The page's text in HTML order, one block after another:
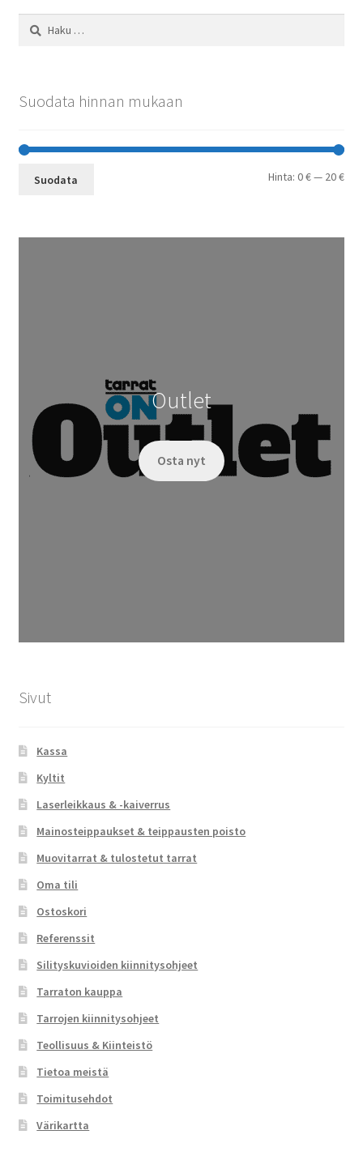
Haku:
Suodata hinnan mukaan
Suodata Hinta:0 €— 20 €
Outlet
Osta nyt
Sivut
Kassa
Kyltit
Laserleikkaus & -kaiverrus
Mainosteippaukset & teippausten poisto
Muovitarrat & tulostetut tarrat
Oma tili
Ostoskori
Referenssit
Silityskuvioiden kiinnitysohjeet
Tarraton kauppa
Tarrojen kiinnitysohjeet
Teollisuus & Kiinteistö
Tietoa meistä
Toimitusehdot
Värikartta